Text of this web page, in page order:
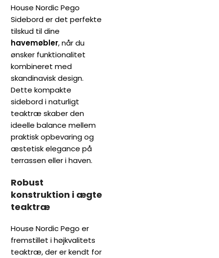
House Nordic Pego
Sidebord er det perfekte
tilskud til dine
havemøbler, når du
ønsker funktionalitet
kombineret med
skandinavisk design.
Dette kompakte
sidebord i naturligt
teaktræ skaber den
ideelle balance mellem
praktisk opbevaring og
æstetisk elegance på
terrassen eller i haven.
Robust
konstruktion i ægte
teaktræ
House Nordic Pego er
fremstillet i højkvalitets
teaktræ, der er kendt for